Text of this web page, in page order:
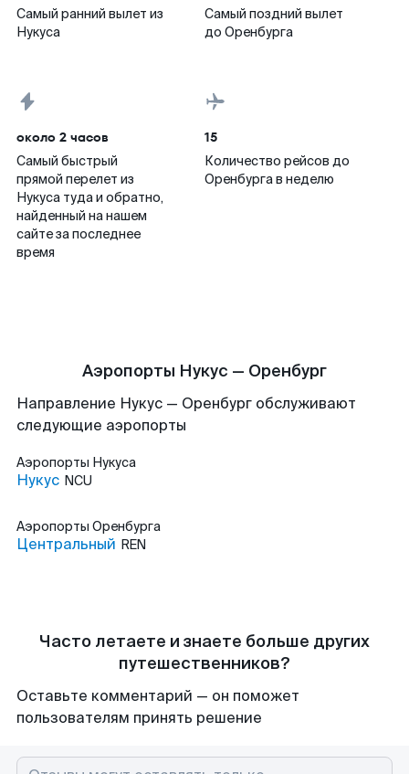
Самый ранний вылет из
Нукуса
Самый поздний вылет
до Оренбурга
около 2 часов
Самый быстрый
прямой перелет из
Нукуса туда и обратно,
найденный на нашем
сайте за последнее
время
15
Количество рейсов до
Оренбурга в неделю
Аэропорты Нукус — Оренбург
Направление Нукус — Оренбург обслуживают
следующие аэропорты
Аэропорты Нукуса
Нукус NCU
Аэропорты Оренбурга
Центральный REN
Часто летаете и знаете больше других
путешественников?
Оставьте комментарий — он поможет
пользователям принять решение